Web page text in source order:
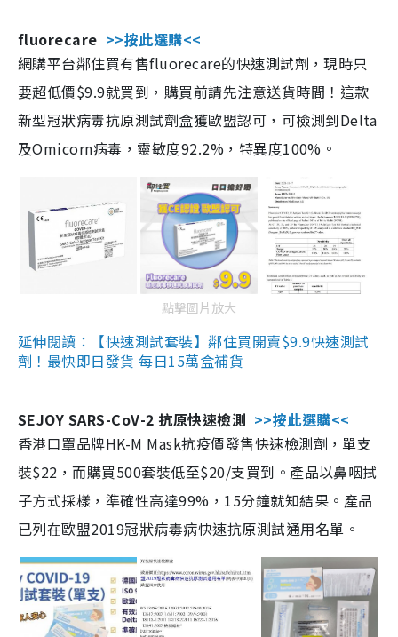
fluorecare >>按此選購<<
網購平台鄰住買有售fluorecare的快速測試劑，現時只
要超低價$9.9就買到，購買前請先注意送貨時間！這款
新型冠狀病毒抗原測試劑盒獲歐盟認可，可檢測到Delta
及Omicorn病毒，靈敏度92.2%，特異度100%。
點擊圖片放大
延伸閱讀：【快速測試套裝】鄰住買開賣$9.9快速測試
劑！最快即日發貨 每日15萬盒補貨
SEJOY SARS-CoV-2 抗原快速檢測 >>按此選購<<
香港口罩品牌HK-M Mask抗疫價發售快速檢測劑，單支
裝$22，而購買500套裝低至$20/支買到。產品以鼻咽拭
子方式採樣，準確性高達99%，15分鐘就知結果。產品
已列在歐盟2019冠狀病毒病快速抗原測試通用名單。